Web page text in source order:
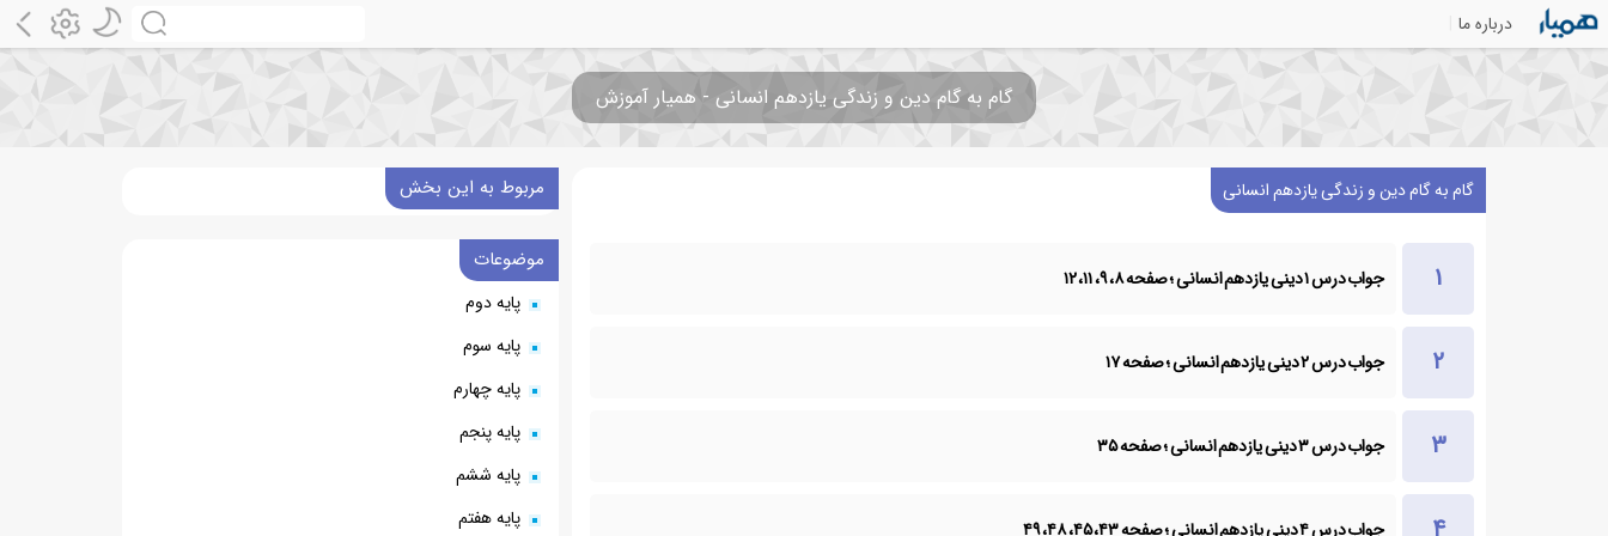
درباره ما
گام به گام دین و زندگی یازدهم انسانی - همیار آموزش
گام به گام دین و زندگی یازدهم انسانی
جواب درس ۱ دینی یازدهم انسانی ؛ صفحه ۸، ۹، ۱۱، ۱۲
جواب درس ۲ دینی یازدهم انسانی ؛ صفحه ۱۷
جواب درس ۳ دینی یازدهم انسانی ؛ صفحه ۳۵
جواب درس ۴ دینی یازدهم انسانی ؛ صفحه ۴۳، ۴۵، ۴۸، ۴۹
مربوط به این بخش
موضوعات
پایه دوم
پایه سوم
پایه چهارم
پایه پنجم
پایه ششم
پایه هفتم